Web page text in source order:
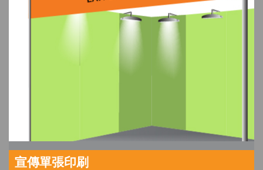
宣傳單張印刷